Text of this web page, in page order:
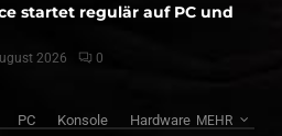
startet regulär auf PC und
2026 0
PC Konsole Hardware MEHR